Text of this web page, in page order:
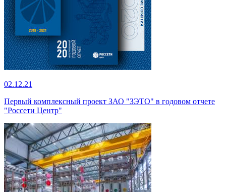
02.12.21
Первый комплексный проект ЗАО "ЗЭТО" в годовом отчете
"Россети Центр"